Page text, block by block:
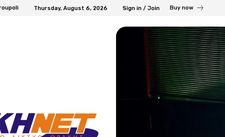
Thursday, August 6, 2026 Sign in / Join Buy now